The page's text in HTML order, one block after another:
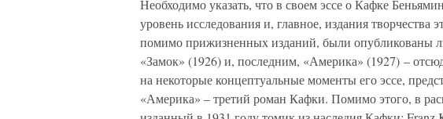
Необходимо указать, что в своем эссе о Кафке
уровень исследования и, главное, издания творчества
помимо прижизненных изданий, были опубликованы
«Замок» (1926) и, последним, «Америка» (1927) –
на некоторые концептуальные моменты его эссе,
«Америка» – третий роман Кафки. Помимо этого, в